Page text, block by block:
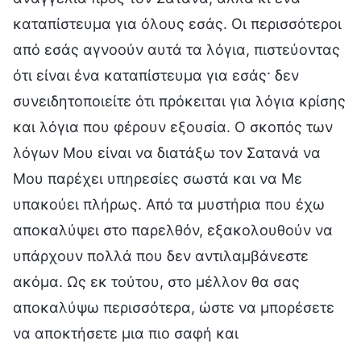
καταπίστευμα για όλους εσάς. Οι περισσότεροι
από εσάς αγνοούν αυτά τα λόγια, πιστεύοντας
ότι είναι ένα καταπίστευμα για εσάς· δεν
συνειδητοποιείτε ότι πρόκειται για λόγια κρίσης
και λόγια που φέρουν εξουσία. Ο σκοπός των
λόγων Μου είναι να διατάξω τον Σατανά να
Μου παρέχει υπηρεσίες σωστά και να Με
υπακούει πλήρως. Από τα μυστήρια που έχω
αποκαλύψει στο παρελθόν, εξακολουθούν να
υπάρχουν πολλά που δεν αντιλαμβάνεστε
ακόμα. Ως εκ τούτου, στο μέλλον θα σας
αποκαλύψω περισσότερα, ώστε να μπορέσετε
να αποκτήσετε μια πιο σαφή και